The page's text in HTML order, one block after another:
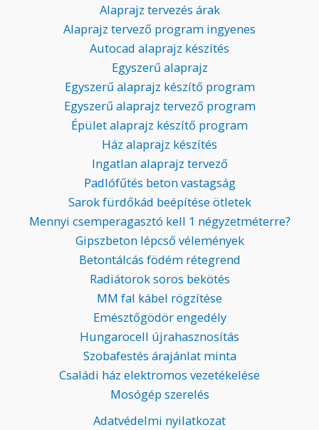
Alaprajz tervezés árak
Alaprajz tervező program ingyenes
Autocad alaprajz készítés
Egyszerű alaprajz
Egyszerű alaprajz készítő program
Egyszerű alaprajz tervező program
Épület alaprajz készítő program
Ház alaprajz készítés
Ingatlan alaprajz tervező
Padlófűtés beton vastagság
Sarok fürdőkád beépítése ötletek
Mennyi csemperagasztó kell 1 négyzetméterre?
Gipszbeton lépcső vélemények
Betontálcás födém rétegrend
Radiátorok soros bekötés
MM fal kábel rögzítése
Emésztőgödör engedély
Hungarocell újrahasznosítás
Szobafestés árajánlat minta
Családi ház elektromos vezetékelése
Mosógép szerelés
Adatvédelmi nyilatkozat